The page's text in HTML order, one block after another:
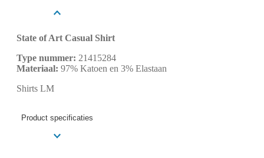
State of Art Casual Shirt
Type nummer: 21415284
Materiaal: 97% Katoen en 3% Elastaan
Shirts LM
Product specificaties